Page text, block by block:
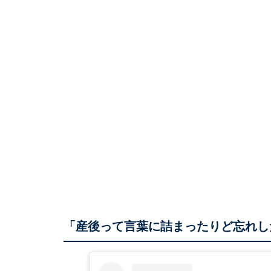
「産後って言葉に詰まったりど忘れ